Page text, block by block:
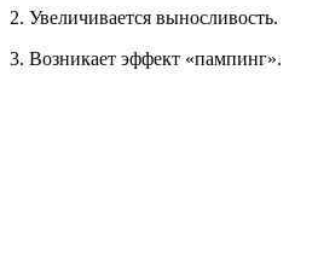
2. Увеличивается выносливость.
3. Возникает эффект «пампинг».